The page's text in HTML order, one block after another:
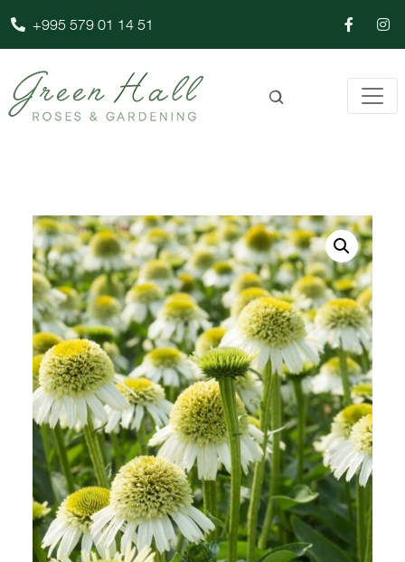
+995 579 01 14 51